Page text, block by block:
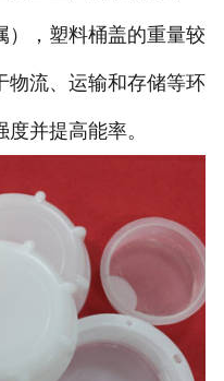
），塑料桶盖的重量较
物流、运输和存储等环
并提高能率。